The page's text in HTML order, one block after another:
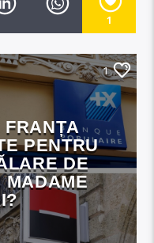
1
1
PENTRU
DE
MADAME